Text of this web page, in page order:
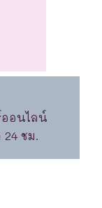
ออนไลน์
ชม.